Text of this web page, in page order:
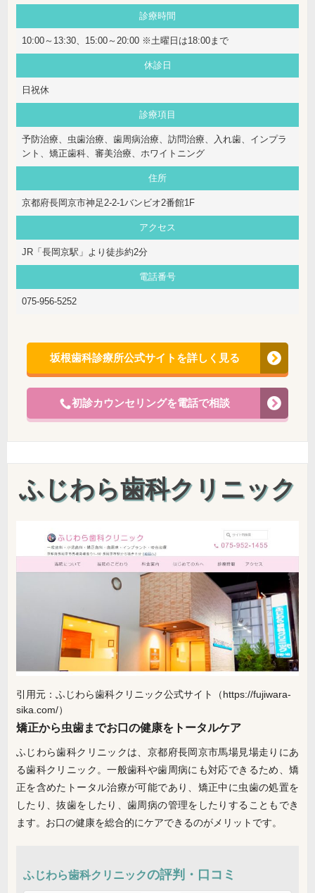
診療時間
10:00～13:30、15:00～20:00 ※土曜日は18:00まで
休診日
日祝休
診療項目
予防治療、虫歯治療、歯周病治療、訪問治療、入れ歯、インプラ
ント、矯正歯科、審美治療、ホワイトニング
住所
京都府長岡京市神足2-2-1バンビオ2番館1F
アクセス
JR「長岡京駅」より徒歩約2分
電話番号
075-956-5252
坂根歯科診療所公式サイトを詳しく見る
初診カウンセリングを電話で相談
ふじわら歯科クリニック
引用元：ふじわら歯科クリニック公式サイト（https://fujiwara-
sika.com/）
矯正から虫歯までお口の健康をトータルケア
ふじわら歯科クリニックは、京都府長岡京市馬場見場走りにあ
る歯科クリニック。一般歯科や歯周病にも対応できるため、矯
正を含めたトータル治療が可能であり、矯正中に虫歯の処置を
したり、抜歯をしたり、歯周病の管理をしたりすることもでき
ます。お口の健康を総合的にケアできるのがメリットです。
ふじわら歯科クリニックの評判・口コミ